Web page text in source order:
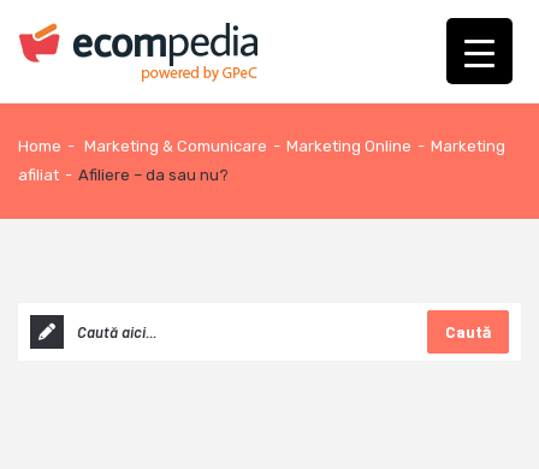
Home - Marketing & Comunicare - Marketing Online - Marketing
afiliat - Afiliere – da sau nu?
Caută